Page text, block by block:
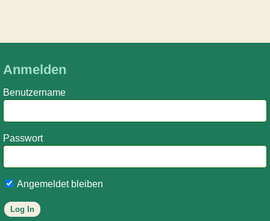
Anmelden
Benutzername
Passwort
Angemeldet bleiben